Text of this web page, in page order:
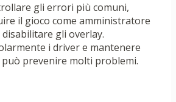
gli errori più comuni,
il gioco come amministratore
gli overlay.
i driver e mantenere
prevenire molti problemi.